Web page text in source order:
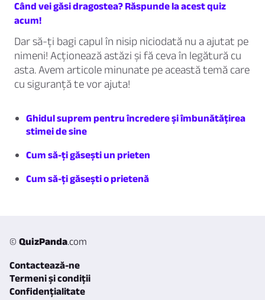
Când vei găsi dragostea? Răspunde la acest quiz
acum!
Dar să-ți bagi capul în nisip niciodată nu a ajutat pe
nimeni! Acționează astăzi și fă ceva în legătură cu
asta. Avem articole minunate pe această temă care
cu siguranță te vor ajuta!
Ghidul suprem pentru încredere și îmbunătățirea
stimei de sine
Cum să-ți găsești un prieten
Cum să-ți găsești o prietenă
© QuizPanda.com
Contactează-ne
Termeni și condiții
Confidențialitate